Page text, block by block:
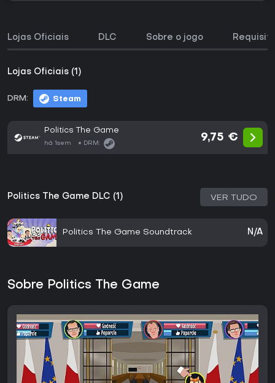
Lojas Oficiais DLC Sobre o jogo
Lojas Oficiais (1)
DRM: Steam
Politics The Game
há 1sem DRM:
9,75 €
Politics The Game DLC (1) VER TUDO
Politics The Game Soundtrack N/A
Sobre Politics The Game